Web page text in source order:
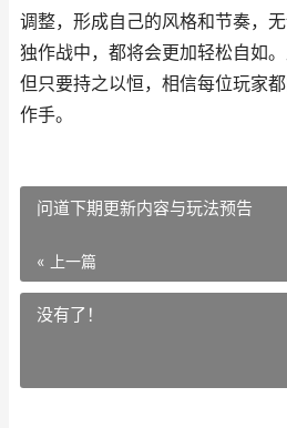
调整，形成自己的风格和节奏，
独作战中，都将会更加轻松自如
但只要持之以恒，相信每位玩家
作手。
问道下期更新内容与玩法预告
« 上一篇
没有了！